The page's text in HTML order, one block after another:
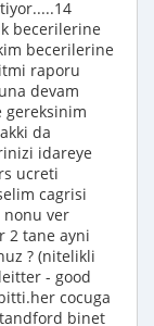
becerilerine
becerilerine
raporu
devam
gereksinim
da
idareye
ucreti
cagrisi
nonu ver
2 tane ayni
? (nitelikli
- good
cocuga
binet